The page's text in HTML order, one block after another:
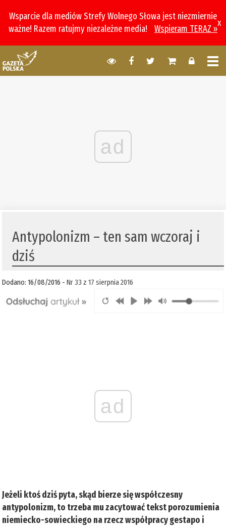
Wsparcie dla mediów Strefy Wolnego Słowa jest niezmiernie
ważne! Razem ratujmy niezależne media!
Wspieram TERAZ »
x
ad
Antypolonizm – ten sam wczoraj i
dziś
Dodano: 16/08/2016 -Nr 33 z 17 sierpnia 2016
ad
Jeżeli ktoś dziś pyta, skąd bierze się współczesny
antypolonizm, to trzeba mu zacytować tekst porozumienia
niemiecko-sowieckiego na rzecz współpracy gestapo i